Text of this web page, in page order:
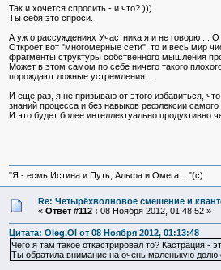
Так и хочется спросить - и что? )))
Ты себя это спроси.
А уж о рассуждениях Участника я и не говорю ...
Откроет вот "многомерные сети", то и весь мир
фрагменты структуры собственного мышления
Может в этом самом по себе ничего такого
порождают ложные устремления ...
И еще раз, я не призываю от этого избавиться,
знаний процесса и без навыков рефлексии
И это будет более интеллектуально продуктивно
"Я - есмь Истина и Путь, Альфа и Омега ..."(с)
Re: Четырёхволновое смешение и
« Ответ #112 : 08 Ноября 2012, 01:48:52 »
Цитата: Oleg.Ol от 08 Ноября 2012, 01:13:48
Чего я там такое откастрировал то? Кастрация -
Ты обратила внимание на очень маленькую